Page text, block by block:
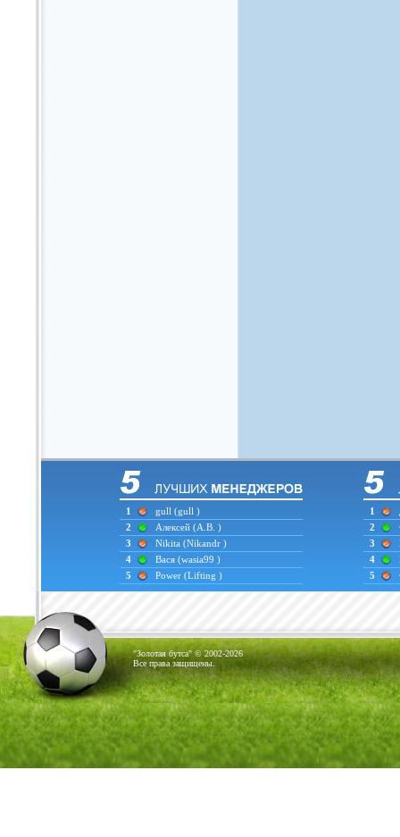
1 gull (gull )
2
Алексей (А.В. )
3
Nikita (Nikandr )
4
Вася (wasia99 )
5
Power (Lifting )
1
2
3
4
5
"Золотая бутса" © 2002-2026
Все права защищены.